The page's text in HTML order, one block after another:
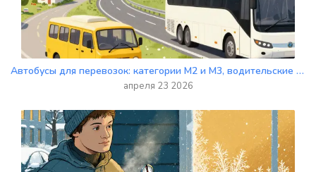
Автобусы для перевозок: категории M2 и M3, водительские права и лицензирование
апреля 23 2026